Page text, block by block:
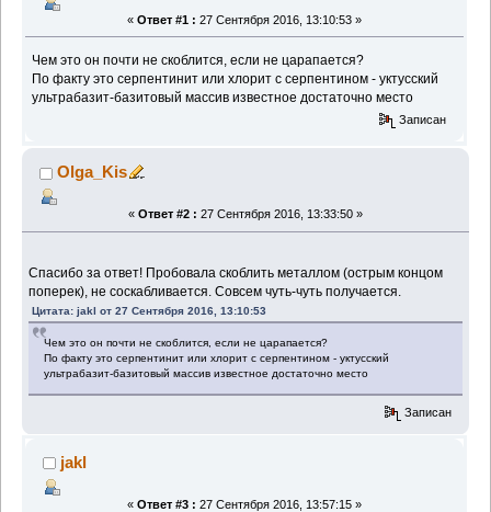
« Ответ #1 : 27 Сентября 2016, 13:10:53 »
Чем это он почти не скоблится, если не царапается?
По факту это серпентинит или хлорит с серпентином - уктусский
ультрабазит-базитовый массив известное достаточно место
Записан
Olga_Kis
« Ответ #2 : 27 Сентября 2016, 13:33:50 »
Спасибо за ответ! Пробовала скоблить металлом (острым концом
поперек), не соскабливается. Совсем чуть-чуть получается.
Цитата: jakl от 27 Сентября 2016, 13:10:53
Чем это он почти не скоблится, если не царапается?
По факту это серпентинит или хлорит с серпентином - уктусский
ультрабазит-базитовый массив известное достаточно место
Записан
jakl
« Ответ #3 : 27 Сентября 2016, 13:57:15 »